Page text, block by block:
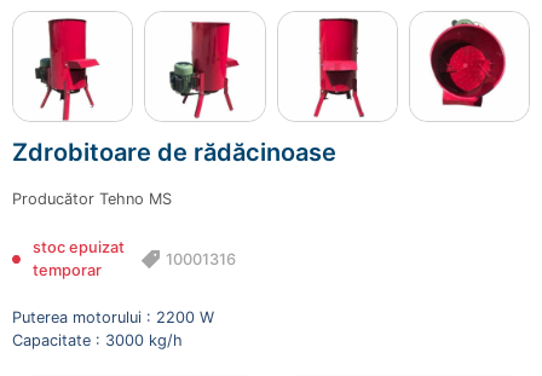
Zdrobitoare de rădăcinoase
Producător Tehno MS
stoc epuizat
temporar
10001316
Puterea motorului : 2200 W
Capacitate : 3000 kg/h